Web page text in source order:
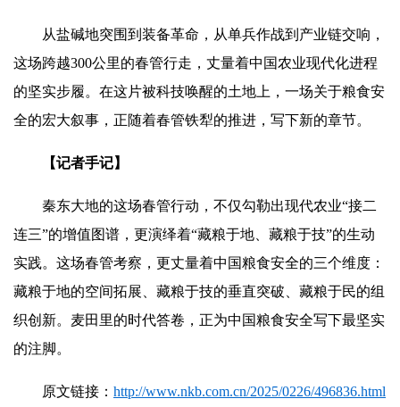
从盐碱地突围到装备革命，从单兵作战到产业链交响，
这场跨越300公里的春管行走，丈量着中国农业现代化进程
的坚实步履。在这片被科技唤醒的土地上，一场关于粮食安
全的宏大叙事，正随着春管铁犁的推进，写下新的章节。
【记者手记】
秦东大地的这场春管行动，不仅勾勒出现代农业“接二
连三”的增值图谱，更演绎着“藏粮于地、藏粮于技”的生动
实践。这场春管考察，更丈量着中国粮食安全的三个维度：
藏粮于地的空间拓展、藏粮于技的垂直突破、藏粮于民的组
织创新。麦田里的时代答卷，正为中国粮食安全写下最坚实
的注脚。
原文链接： http://www.nkb.com.cn/2025/0226/496836.html